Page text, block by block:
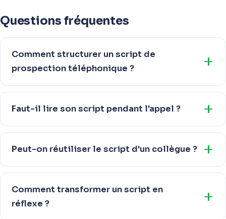
Questions fréquentes
Comment structurer un script de
prospection téléphonique ?
Faut-il lire son script pendant l'appel ?
Peut-on réutiliser le script d'un collègue ?
Comment transformer un script en
réflexe ?